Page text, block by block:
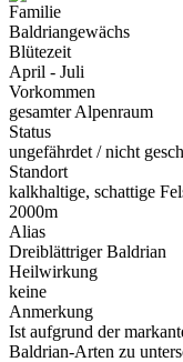
Familie
Baldriangewächs
Blütezeit
April - Juli
Vorkommen
gesamter Alpenraum
Status
ungefährdet / nicht
Standort
kalkhaltige, schattige
2000m
Alias
Dreiblättriger Baldrian
Heilwirkung
keine
Anmerkung
Ist aufgrund der
Baldrian-Arten zu